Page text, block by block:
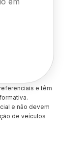
e têm
e não devem
de veículos